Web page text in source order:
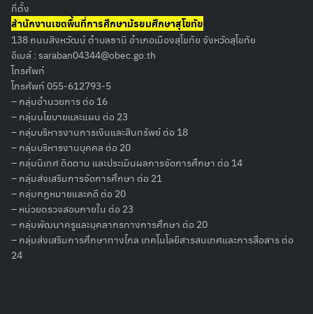
ที่ตั้ง
สำนักงานเขตพื้นที่การศึกษามัธยมศึกษาสุโขทัย
138 ถนนสิงหวัฒน์ ตำบลธานี อำเภอเมืองสุโขทัย จังหวัดสุโขทัย
อีเมล์ : saraban04344@obec.go.th
โทรศัพท์
โทรศัพท์ 055-612793-5
– กลุ่มอำนวยการ ต่อ 16
– กลุ่มนโยบายและแผน ต่อ 23
– กลุ่มบริหารงานการเงินและสินทรัพย์ ต่อ 18
– กลุ่มบริหารงานบุคคล ต่อ 20
– กลุ่มนิเทศ ติดตาม และประเมินผลการจัดการศึกษา ต่อ 14
– กลุ่มส่งเสริมการจัดการศึกษา ต่อ 21
– กลุ่มกฏหมายและคดี ต่อ 20
– หน่วยตรวจสอบภายใน ต่อ 23
– กลุ่มพัฒนาครูและบุคลากรทางการศึกษา ต่อ 20
– กลุ่มส่งเสริมการศึกษาทางไกล เทคโนโลยีสารสนเทศและการสื่อสาร ต่อ
24